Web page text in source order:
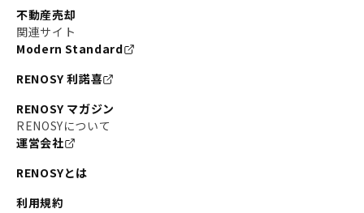
不動産売却
関連サイト
Modern Standard
RENOSY 利諾喜
RENOSY マガジン
RENOSYについて
運営会社
RENOSYとは
利用規約